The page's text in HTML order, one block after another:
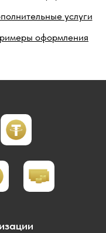
услуги
оформления